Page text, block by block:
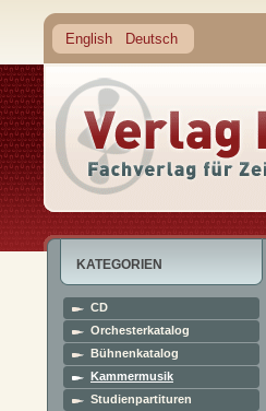
English Deutsch
KATEGORIEN
CD
Orchesterkatalog
Bühnenkatalog
Kammermusik
Studienpartituren